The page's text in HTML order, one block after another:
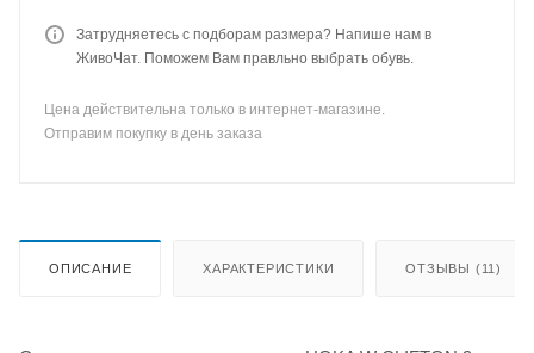
Затрудняетесь с подборам размера? Напише нам в
ЖивоЧат. Поможем Вам правльно выбрать обувь.
Цена действительна только в интернет-магазине.
Отправим покупку в день заказа
ОПИСАНИЕ ХАРАКТЕРИСТИКИ ОТЗЫВЫ (11)